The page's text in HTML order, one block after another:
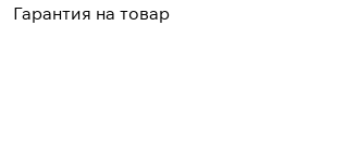
Гарантия на товар